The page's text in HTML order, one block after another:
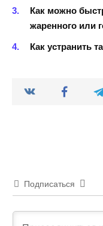
Как можно
жаренного или
Как устранить
Подписаться